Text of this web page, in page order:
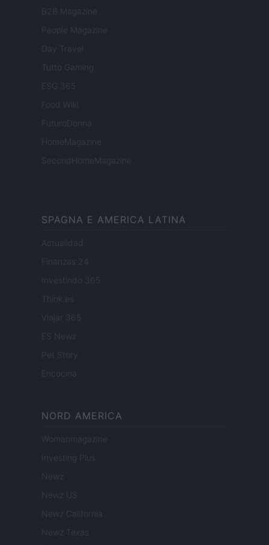
B2B Magazine
People Magazine
Day Travel
Tutto Gaming
ESG 365
Food Wiki
FuturoDonna
HomeMagazine
SecondHomeMagazine
SPAGNA E AMERICA LATINA
Actualidad
Finanzas 24
Investindo 365
Think.es
Viajar 365
ES Newz
Pet Story
Encocina
NORD AMERICA
Womanmagazine
Investing Plus
Newz
Newz US
Newz California
Newz Texas